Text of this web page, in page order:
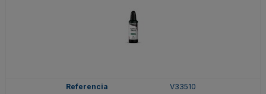
V33510